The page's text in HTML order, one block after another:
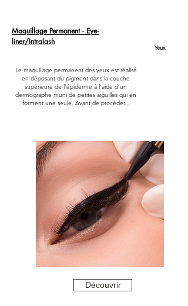
Maquillage Permanent - Eye-
liner/Intralash
Yeux
Le maquillage permanent des yeux est réalisé
en déposant du pigment dans la couche
supérieure de l’épiderme à l’aide d’un
dermographe muni de petites aiguilles qui en
forment une seule. Avant de procéder...
Découvrir